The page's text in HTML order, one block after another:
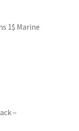
1$ Marine
–